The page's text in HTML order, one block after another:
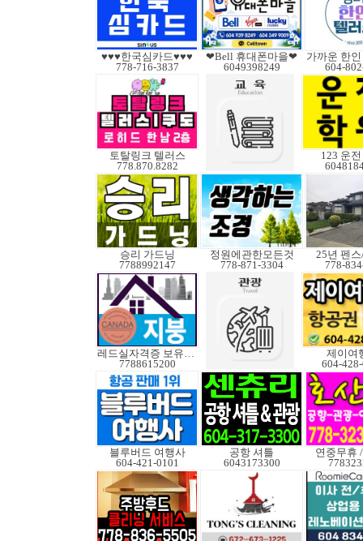
♥♥♥한국심카드♥♥♥
778-716-3837
❤Bell 휴대폰마을❤
6049398249
604-
토탈링크 텔러스
778.870.8282
123 운
승리 가드닝
7788992147
정원에관한모든것
778-871-3304
25년 펜
778-
레드실자격증 보유업체
7788615200
제이여
604-
블루버드 여행사
604-421-0101
공항 셔틀
6043173300
연중무휴